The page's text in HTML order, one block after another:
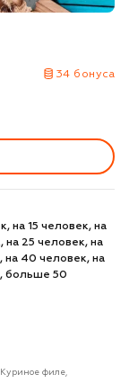
34 бонуса
на 15 человек, на
на 25 человек, на
на 40 человек, на
больше 50
филе,